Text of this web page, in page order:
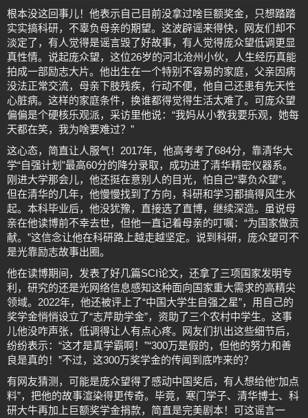
根本没这回事儿！他表示自己目前没拿过啥巨额奖金，只想踏踏
实实搞科研，不辜负母亲的期望。这波辟谣来得快，网友们却不
淡定了，有人觉得是谣言毁了好故事，有人觉得庞众望低调更显
真性情。说起庞众望，这位26岁的河北沧州小伙，人生经历真能
拍成一部励志大片。他出生在一个特别不容易的家庭，父亲因病
没法正常交流，母亲下肢残疾，行动不便，他自己还患有先天性
心脏病。这样的家庭条件，换谁都得觉得生活太难了。可庞众望
偏偏是个硬核乐观派，采访里他说：“我妈从小教我要乐观，她每
天都在笑，我为啥要难过？”
这心态，简直让人服气！2017年，他高考考了684分，靠清华大
学“自强计划”最高60分的降分录取，成功进了清华精密仪器系。
刚进大学那会儿，他还挺在意别人的目光，怕自己“辜负众望”。
但在清华的几年，他慢慢找到了方向，科研和学习都搞得风生水
起。本科毕业后，他没犹豫，直接选了直博，继续深造。虽说母
亲在他读博前不幸去世，但他一直记着母亲的叮嘱：“为国家做贡
献。”这信念让他在科研路上越走越坚定。说到科研，庞众望可不
是光靠励志故事出圈。
他在读博期间，发表了好几篇SCI论文，还拿了三项国家发明专
利，研究的还是光网络信息感知这种面向国家重大需求的高精尖
领域。2022年，他还被评上了“中国大学生自强之星”，用自己的
奖学金悄悄设立了“志芹助学金”，资助了三个农村中学生。这事
儿他没咋声张，低调得让人有点心疼。网友们扒出这些细节后，
纷纷表示：“这才是真学霸啊！”“300万是假的，但他的努力和善
良是真的！”不过，这300万奖学金的传闻到底咋来的？
有网友猜测，可能是庞众望得了感动中国奖后，有人想给他“加点
料”，把他的故事渲染得更传奇。毕竟，寒门学子、清华博士、科
研大牛再加上巨额奖学金捐款，简直是完美剧本！可这谣言一